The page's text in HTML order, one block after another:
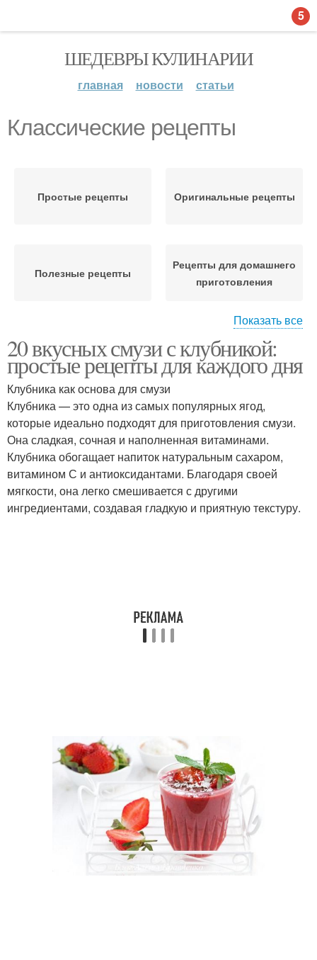
ШЕДЕВРЫ КУЛИНАРИИ
главная новости статьи
Классические рецепты
Простые рецепты Оригинальные рецепты
Полезные рецепты
Рецепты для домашнего
приготовления
Вкусные рецепты Базовый рецепт
Экзотические рецепты Детские рецепты
Любимые рецепты
Рецепты в
электровафельнице
Рецепты для похудения Пошаговый рецепт
Показать все
20 вкусных смузи с клубникой:
простые рецепты для каждого дня
Клубника как основа для смузи
Клубника — это одна из самых популярных ягод,
которые идеально подходят для приготовления смузи.
Она сладкая, сочная и наполненная витаминами.
Клубника обогащает напиток натуральным сахаром,
витамином С и антиоксидантами. Благодаря своей
мягкости, она легко смешивается с другими
ингредиентами, создавая гладкую и приятную текстуру.
5